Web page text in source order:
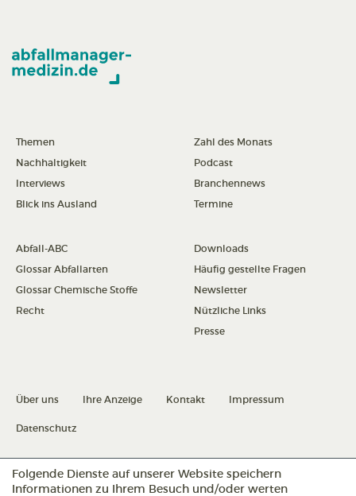
Themen
Nachhaltigkeit
Interviews
Blick ins Ausland
Zahl des Monats
Podcast
Branchennews
Termine
Abfall-ABC
Glossar Abfallarten
Glossar Chemische Stoffe
Recht
Downloads
Häufig gestellte Fragen
Newsletter
Nützliche Links
Presse
Über uns Ihre Anzeige Kontakt Impressum
Datenschutz
Datenschutz konfigurieren
Folgende Dienste auf unserer Website speichern
Informationen zu Ihrem Besuch und/oder werten